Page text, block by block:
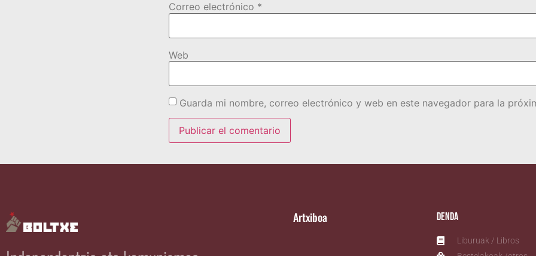
Correo electrónico *
Web
Guarda mi nombre, correo electrónico y web en este navegador para la
Artxiboa Denda
Liburuak / Libros